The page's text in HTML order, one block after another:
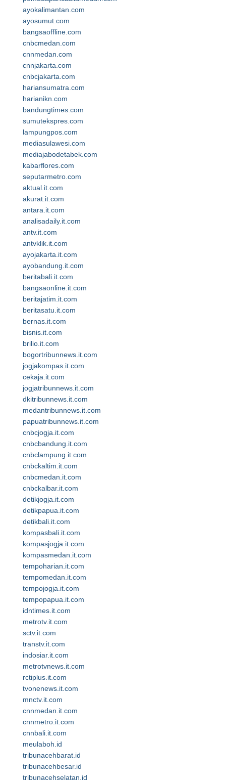
ayokalimantan.com
ayosumut.com
bangsaoffline.com
cnbcmedan.com
cnnmedan.com
cnnjakarta.com
cnbcjakarta.com
hariansumatra.com
harianikn.com
bandungtimes.com
sumutekspres.com
lampungpos.com
mediasulawesi.com
mediajabodetabek.com
kabarflores.com
seputarmetro.com
aktual.it.com
akurat.it.com
antara.it.com
analisadaily.it.com
antv.it.com
antvklik.it.com
ayojakarta.it.com
ayobandung.it.com
beritabali.it.com
bangsaonline.it.com
beritajatim.it.com
beritasatu.it.com
bernas.it.com
bisnis.it.com
brilio.it.com
bogortribunnews.it.com
jogjakompas.it.com
cekaja.it.com
jogjatribunnews.it.com
dkitribunnews.it.com
medantribunnews.it.com
papuatribunnews.it.com
cnbcjogja.it.com
cnbcbandung.it.com
cnbclampung.it.com
cnbckaltim.it.com
cnbcmedan.it.com
cnbckalbar.it.com
detikjogja.it.com
detikpapua.it.com
detikbali.it.com
kompasbali.it.com
kompasjogja.it.com
kompasmedan.it.com
tempoharian.it.com
tempomedan.it.com
tempojogja.it.com
tempopapua.it.com
idntimes.it.com
metrotv.it.com
sctv.it.com
transtv.it.com
indosiar.it.com
metrotvnews.it.com
rctiplus.it.com
tvonenews.it.com
mnctv.it.com
cnnmedan.it.com
cnnmetro.it.com
cnnbali.it.com
meulaboh.id
tribunacehbarat.id
tribunacehbesar.id
tribunacehselatan.id